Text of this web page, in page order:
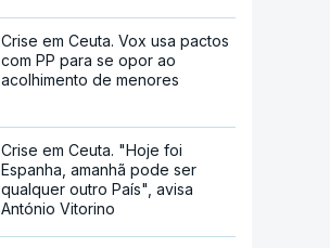
Crise em Ceuta. Vox usa pactos
com PP para se opor ao
acolhimento de menores
Crise em Ceuta. "Hoje foi
Espanha, amanhã pode ser
qualquer outro País", avisa
António Vitorino